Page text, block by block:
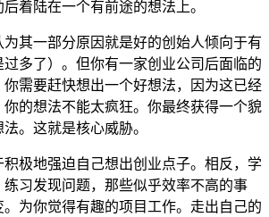
着陆在一个有前途的想法上。
其一部分原因就是好的创始人倾向于有
多了）。但你有一家创业公司后面临的
你需要赶快想出一个好想法，因为这已经
的想法不能太疯狂。你最终获得一个貌
。这就是核心威胁。
积极地强迫自己想出创业点子。相反，学
习发现问题，那些似乎效率不高的事
为你觉得有趣的项目工作。走出自己的